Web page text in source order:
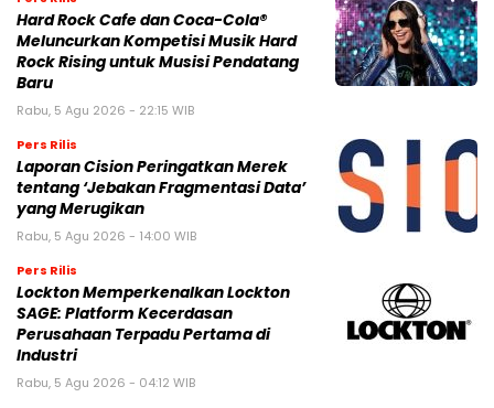
Hard Rock Cafe dan Coca-Cola®
Meluncurkan Kompetisi Musik Hard
Rock Rising untuk Musisi Pendatang
Baru
Rabu, 5 Agu 2026 - 22:15 WIB
Pers Rilis
Laporan Cision Peringatkan Merek
tentang ‘Jebakan Fragmentasi Data’
yang Merugikan
Rabu, 5 Agu 2026 - 14:00 WIB
Pers Rilis
Lockton Memperkenalkan Lockton
SAGE: Platform Kecerdasan
Perusahaan Terpadu Pertama di
Industri
Rabu, 5 Agu 2026 - 04:12 WIB